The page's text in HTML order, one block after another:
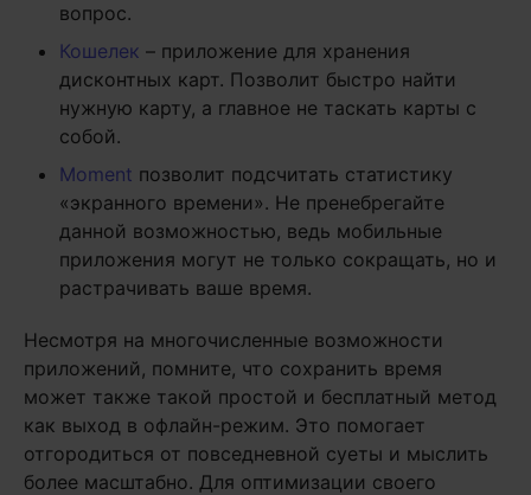
вопрос.
Кошелек – приложение для хранения
дисконтных карт. Позволит быстро найти
нужную карту, а главное не таскать карты с
собой.
Moment позволит подсчитать статистику
«экранного времени». Не пренебрегайте
данной возможностью, ведь мобильные
приложения могут не только сокращать, но и
растрачивать ваше время.
Несмотря на многочисленные возможности
приложений, помните, что сохранить время
может также такой простой и бесплатный метод
как выход в офлайн-режим. Это помогает
отгородиться от повседневной суеты и мыслить
более масштабно. Для оптимизации своего